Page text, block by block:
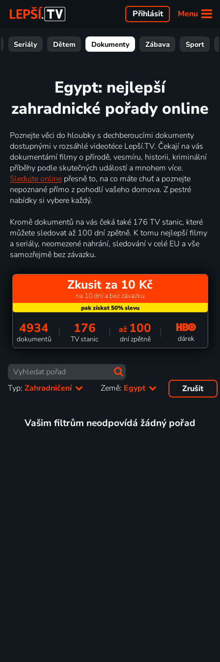
Menu
Přihlásit
Seriály Dětem Dokumenty Zábava Sport
Egypt: nejlepší
zahradnické pořady online
Poznejte věci do hloubky s dechberoucími dokumenty
dostupnými v rozsáhlé videotéce Lepší.TV. Čekají na vás
dokumentární filmy o přírodě, vesmíru, historii, kriminální
příběhy podle skutečných událostí a mnohem více.
Sledujte online přesně to, na co máte chuť a poznejte
nepoznané přímo z pohodlí vašeho domova. Z pestré
nabídky si vybere každý.
Kromě dokumentů na vás čeká také 176 TV stanic, které
můžete sledovat až 100 dní zpětně. K tomu nejlepší filmy
a seriály, neomezené nahrání, sledování v celé EU a vše
samozřejmě bez závazku.
Zkusit za 10 Kč
na 10 dní a bez závazku
4934
dokumentů
176
TV stanic
až 100
dní zpětně dárek
Typ: Zahradničení Země: Egypt Zrušit
Vašim filtrům neodpovídá žádný pořad